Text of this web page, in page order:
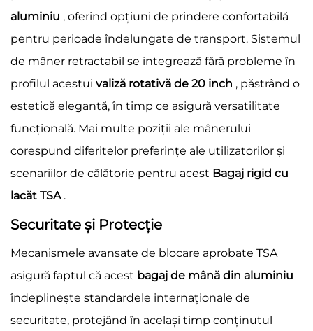
aluminiu , oferind opțiuni de prindere confortabilă
pentru perioade îndelungate de transport. Sistemul
de mâner retractabil se integrează fără probleme în
profilul acestui valiză rotativă de 20 inch , păstrând o
estetică elegantă, în timp ce asigură versatilitate
funcțională. Mai multe poziții ale mânerului
corespund diferitelor preferințe ale utilizatorilor și
scenariilor de călătorie pentru acest Bagaj rigid cu
lacăt TSA .
Securitate și Protecție
Mecanismele avansate de blocare aprobate TSA
asigură faptul că acest bagaj de mână din aluminiu
îndeplinește standardele internaționale de
securitate, protejând în același timp conținutul